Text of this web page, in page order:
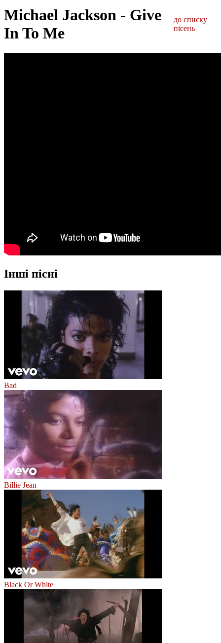
Michael Jackson - Give
In To Me
до списку
пісень
Інші пісні
Bad
Billie Jean
Black Or White